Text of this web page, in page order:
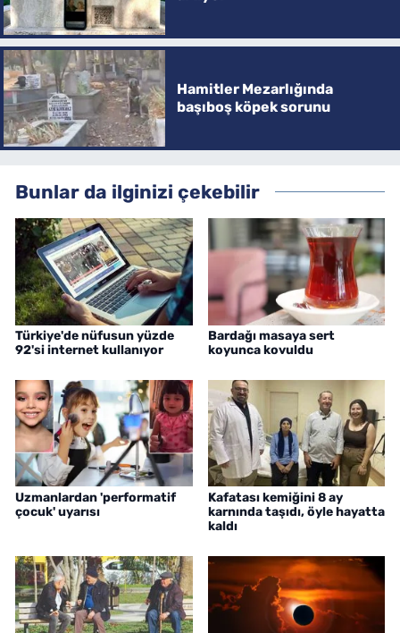
Hamitler Mezarlığında
başıboş köpek sorunu
Bunlar da ilginizi çekebilir
Türkiye'de nüfusun yüzde
92'si internet kullanıyor
Bardağı masaya sert
koyunca kovuldu
Uzmanlardan 'performatif
çocuk' uyarısı
Kafatası kemiğini 8 ay
karnında taşıdı, öyle hayatta
kaldı